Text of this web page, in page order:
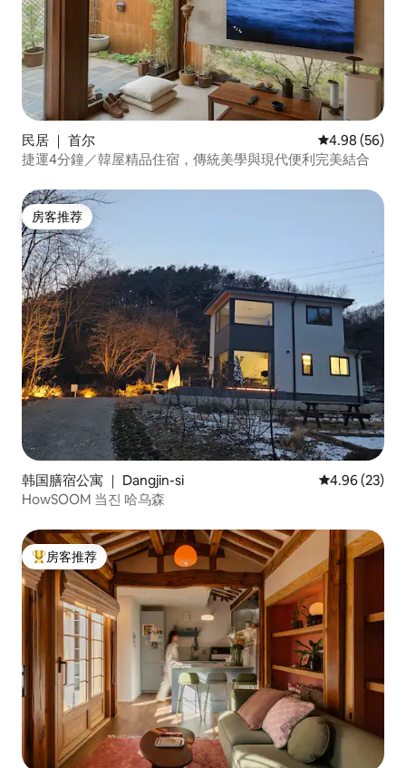
民居 ｜ 首尔 平均评分 4.98
4.98 (56)
捷運4分鐘／韓屋精品住宿，傳統美學與現代便利完美結合
房客推荐
房客推荐
韩国膳宿公寓 ｜ Dangjin-si 平均评分
4.96 (23)
HowSOOM 当진 哈乌森
热门「房客推荐」
房客推荐